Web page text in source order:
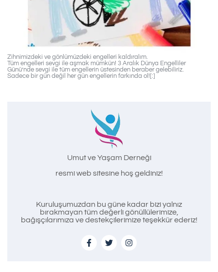
Zihnimizdeki ve gönlümüzdeki engelleri kaldıralım.
Tüm engelleri sevgi ile aşmak mümkün! 3 Aralık Dünya Engelliler
Günü’nde sevgi ile tüm engellerin üstesinden beraber gelebiliriz.
Sadece bir gün değil her gün engellerin farkında ol![:]
Umut ve Yaşam Derneği
resmi web sitesine hoş geldiniz!
Kuruluşumuzdan bu güne kadar bizi yalnız
bırakmayan tüm değerli gönüllülerimize,
bağışçılarımıza ve destekçilerimize teşekkür ederiz!